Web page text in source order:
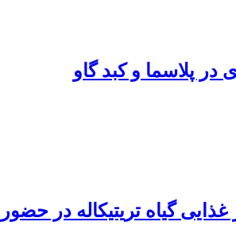
گیاه تریتیکاله در حضور